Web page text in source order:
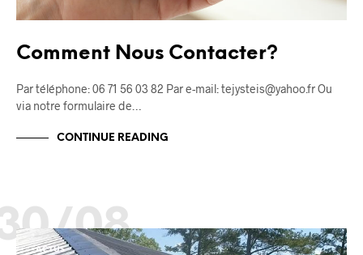
Comment Nous Contacter?
Par téléphone: 06 71 56 03 82 Par e-mail: tejysteis@yahoo.fr Ou
via notre formulaire de…
CONTINUE READING
08
ACTUS